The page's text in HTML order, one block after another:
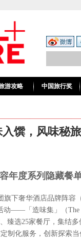
游攻略 中国旅行奖
馔，风味秘旅
年度系列隐藏餐
旗下奢华酒店品牌阵容
动——「造味集」（
臻选25家餐厅，集结
制化服务，创新探索